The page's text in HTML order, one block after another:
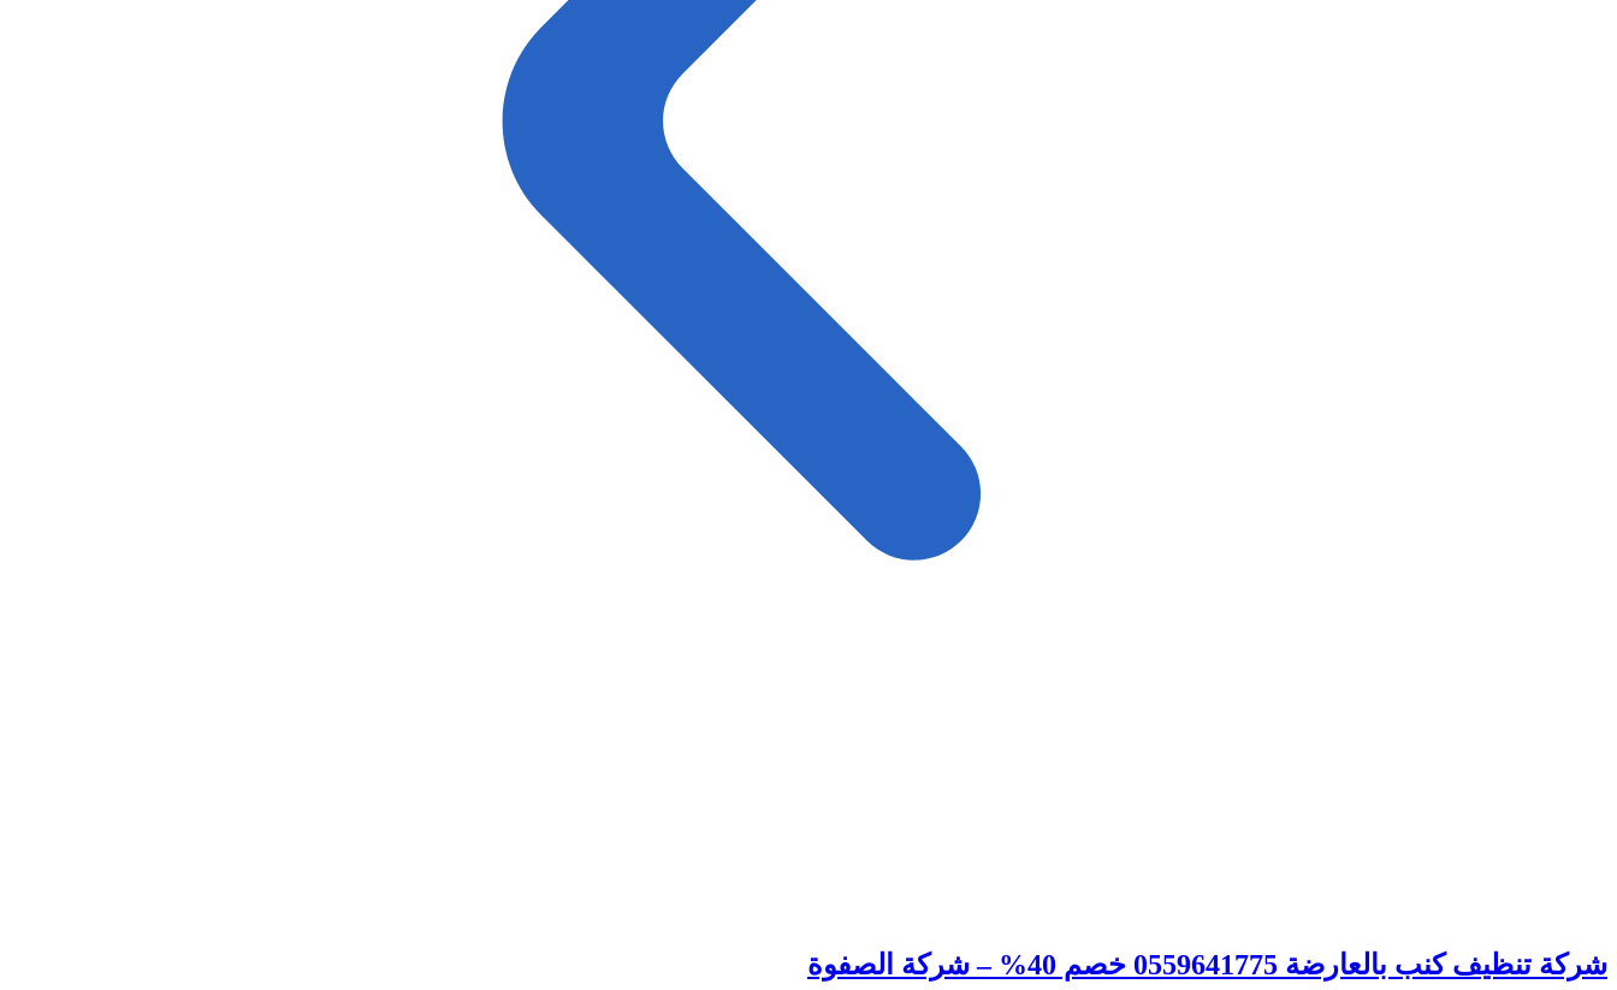
شركة تنظيف كنب بالعارضة 0559641775 خصم 40% – شركة الصفوة